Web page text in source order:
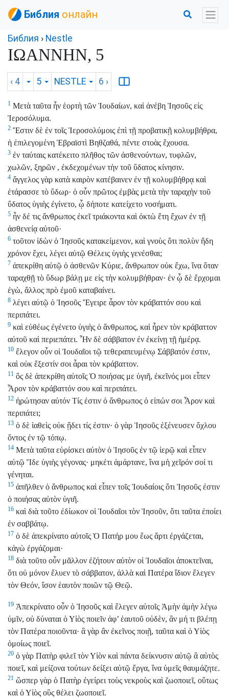
Библия онлайн
Библия › Nestle
ΙΩΑΝΝΗΝ, 5
‹ 4 5 NESTLE 6 ›
1 Μετὰ ταῦτα ἦν ἑορτὴ τῶν Ἰουδαίων, καὶ ἀνέβη Ἰησοῦς εἰς
Ἱεροσόλυμα.
2 Ἔστιν δὲ ἐν τοῖς Ἱεροσολύμοις ἐπὶ τῇ προβατικῇ κολυμβήθρα,
ἡ ἐπιλεγομένη Ἑβραϊστὶ Βηθζαθά, πέντε στοὰς ἔχουσα.
3 ἐν ταύταις κατέκειτο πλῆθος τῶν ἀσθενούντων, τυφλῶν,
χωλῶν, ξηρῶν , ἐκδεχομένων τὴν τοῦ ὕδατος κίνησιν.
4 ἄγγελος γὰρ κατὰ καιρὸν κατέβαινεν ἐν τῇ κολυμβήθρᾳ καὶ
ἐτάρασσε τὸ ὕδωρ· ὁ οὖν πρῶτος ἐμβὰς μετὰ τὴν ταραχὴν τοῦ
ὕδατος ὑγιὴς ἐγίνετο, ᾧ δήποτε κατείχετο νοσήματι.
5 ἦν δέ τις ἄνθρωπος ἐκεῖ τριάκοντα καὶ ὀκτὼ ἔτη ἔχων ἐν τῇ
ἀσθενείᾳ αὐτοῦ·
6 τοῦτον ἰδὼν ὁ Ἰησοῦς κατακείμενον, καὶ γνοὺς ὅτι πολὺν ἤδη
χρόνον ἔχει, λέγει αὐτῷ Θέλεις ὑγιὴς γενέσθαι;
7 ἀπεκρίθη αὐτῷ ὁ ἀσθενῶν Κύριε, ἄνθρωπον οὐκ ἔχω, ἵνα ὅταν
ταραχθῇ τὸ ὕδωρ βάλῃ με εἰς τὴν κολυμβήθραν· ἐν ᾧ δὲ ἔρχομαι
ἐγὼ, ἄλλος πρὸ ἐμοῦ καταβαίνει.
8 λέγει αὐτῷ ὁ Ἰησοῦς Ἔγειρε ἆρον τὸν κράβαττόν σου καὶ
περιπάτει.
9 καὶ εὐθέως ἐγένετο ὑγιὴς ὁ ἄνθρωπος, καὶ ἦρεν τὸν κράβαττον
αὐτοῦ καὶ περιεπάτει. Ἦν δὲ σάββατον ἐν ἐκείνῃ τῇ ἡμέρᾳ.
10 ἔλεγον οὖν οἱ Ἰουδαῖοι τῷ τεθεραπευμένῳ Σάββατόν ἐστιν,
καὶ οὐκ ἔξεστίν σοι ἆραι τὸν κράβαττον.
11 ὃς δὲ ἀπεκρίθη αὐτοῖς Ὁ ποιήσας με ὑγιῆ, ἐκεῖνός μοι εἶπεν
Ἆρον τὸν κράβαττόν σου καὶ περιπάτει.
12 ἠρώτησαν αὐτόν Τίς ἐστιν ὁ ἄνθρωπος ὁ εἰπών σοι Ἆρον καὶ
περιπάτει;
13 ὁ δὲ ἰαθεὶς οὐκ ᾔδει τίς ἐστιν· ὁ γὰρ Ἰησοῦς ἐξένευσεν ὄχλου
ὄντος ἐν τῷ τόπῳ.
14 Μετὰ ταῦτα εὑρίσκει αὐτὸν ὁ Ἰησοῦς ἐν τῷ ἱερῷ καὶ εἶπεν
αὐτῷ Ἴδε ὑγιὴς γέγονας· μηκέτι ἁμάρτανε, ἵνα μὴ χεῖρόν σοί τι
γένηται.
15 ἀπῆλθεν ὁ ἄνθρωπος καὶ εἶπεν τοῖς Ἰουδαίοις ὅτι Ἰησοῦς ἐστιν
ὁ ποιήσας αὐτὸν ὑγιῆ.
16 καὶ διὰ τοῦτο ἐδίωκον οἱ Ἰουδαῖοι τὸν Ἰησοῦν, ὅτι ταῦτα ἐποίει
ἐν σαββάτῳ.
17 ὁ δὲ ἀπεκρίνατο αὐτοῖς Ὁ Πατήρ μου ἕως ἄρτι ἐργάζεται,
κἀγὼ ἐργάζομαι·
18 διὰ τοῦτο οὖν μᾶλλον ἐζήτουν αὐτὸν οἱ Ἰουδαῖοι ἀποκτεῖναι,
ὅτι οὐ μόνον ἔλυεν τὸ σάββατον, ἀλλὰ καὶ Πατέρα ἴδιον ἔλεγεν
τὸν Θεόν, ἴσον ἑαυτὸν ποιῶν τῷ Θεῷ.
19 Ἀπεκρίνατο οὖν ὁ Ἰησοῦς καὶ ἔλεγεν αὐτοῖς Ἀμὴν ἀμὴν λέγω
ὑμῖν, οὐ δύναται ὁ Υἱὸς ποιεῖν ἀφ’ ἑαυτοῦ οὐδὲν, ἂν μή τι βλέπῃ
τὸν Πατέρα ποιοῦντα· ἃ γὰρ ἂν ἐκεῖνος ποιῇ, ταῦτα καὶ ὁ Υἱὸς
ὁμοίως ποιεῖ.
20 ὁ γὰρ Πατὴρ φιλεῖ τὸν Υἱὸν καὶ πάντα δείκνυσιν αὐτῷ ἃ αὐτὸς
ποιεῖ, καὶ μείζονα τούτων δείξει αὐτῷ ἔργα, ἵνα ὑμεῖς θαυμάζητε.
21 ὥσπερ γὰρ ὁ Πατὴρ ἐγείρει τοὺς νεκροὺς καὶ ζωοποιεῖ, οὕτως
καὶ ὁ Υἱὸς οὓς θέλει ζωοποιεῖ.